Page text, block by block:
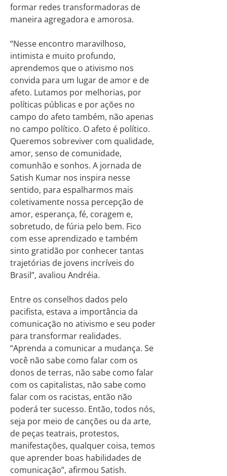
formar redes transformadoras de
maneira agregadora e amorosa.
“Nesse encontro maravilhoso,
intimista e muito profundo,
aprendemos que o ativismo nos
convida para um lugar de amor e de
afeto. Lutamos por melhorias, por
políticas públicas e por ações no
campo do afeto também, não apenas
no campo político. O afeto é político.
Queremos sobreviver com qualidade,
amor, senso de comunidade,
comunhão e sonhos. A jornada de
Satish Kumar nos inspira nesse
sentido, para espalharmos mais
coletivamente nossa percepção de
amor, esperança, fé, coragem e,
sobretudo, de fúria pelo bem. Fico
com esse aprendizado e também
sinto gratidão por conhecer tantas
trajetórias de jovens incríveis do
Brasil”, avaliou Andréia.
Entre os conselhos dados pelo
pacifista, estava a importância da
comunicação no ativismo e seu poder
para transformar realidades.
“Aprenda a comunicar a mudança. Se
você não sabe como falar com os
donos de terras, não sabe como falar
com os capitalistas, não sabe como
falar com os racistas, então não
poderá ter sucesso. Então, todos nós,
seja por meio de canções ou da arte,
de peças teatrais, protestos,
manifestações, qualquer coisa, temos
que aprender boas habilidades de
comunicação”, afirmou Satish.